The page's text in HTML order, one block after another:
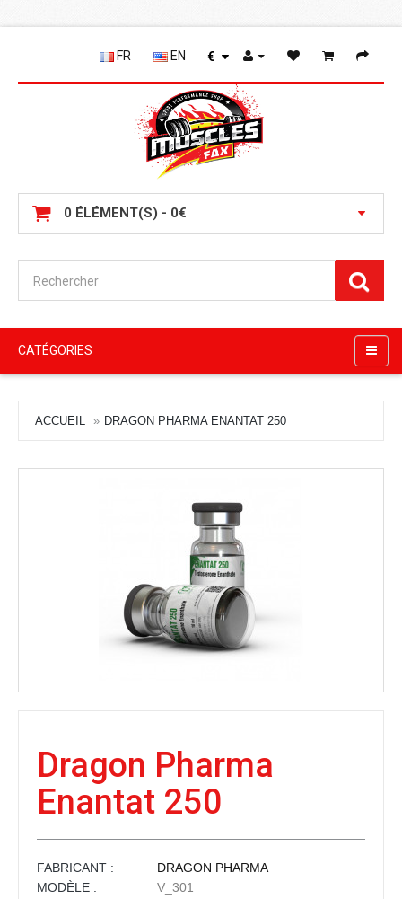
FR EN €
0 ÉLÉMENT(S) - 0€
CATÉGORIES
ACCUEIL DRAGON PHARMA ENANTAT 250
Dragon Pharma
Enantat 250
FABRICANT :
DRAGON PHARMA
MODÈLE :
V_301